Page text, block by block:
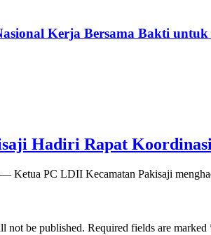
Kerja Bersama Bakti
Hadiri Rapat
Ketua PC LDII Kecamatan Pakisaji
not be published. Required fields are marked